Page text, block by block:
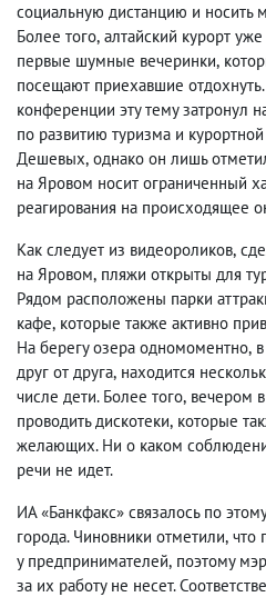
социальную дистанцию и носить
Более того, алтайский курорт
первые шумные вечеринки,
посещают приехавшие
конференции эту тему затронул
по развитию туризма и
Дешевых, однако он лишь
на Яровом носит ограниченный
реагирования на происходящее
Как следует из видеороликов,
на Яровом, пляжи открыты для
Рядом расположены парки
кафе, которые также активно
На берегу озера одномоментно,
друг от друга, находится
числе дети. Более того, вечером
проводить дискотеки, которые
желающих. Ни о каком
речи не идет.
ИА «Банкфакс» связалось по
города. Чиновники отметили, что
у предпринимателей, поэтому
за их работу не несет.